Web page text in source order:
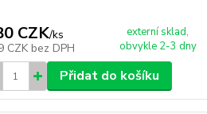
CZK/ks
CZK bez DPH
externí sklad,
obvykle 2-3 dny
Přidat do košíku